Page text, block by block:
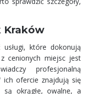
Kraków
które dokonują
cenionych miejsc jest
profesjonalną
ofercie znajdują się
są okrągłe, owalne, a